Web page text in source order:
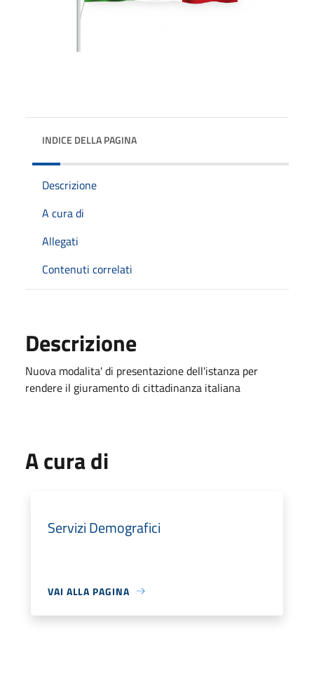
INDICE DELLA PAGINA
Descrizione
A cura di
Allegati
Contenuti correlati
Descrizione
Nuova modalita' di presentazione dell'istanza per
rendere il giuramento di cittadinanza italiana
A cura di
Servizi Demografici
VAI ALLA PAGINA